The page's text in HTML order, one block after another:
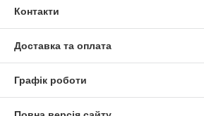
Контакти
Доставка та оплата
Графік роботи